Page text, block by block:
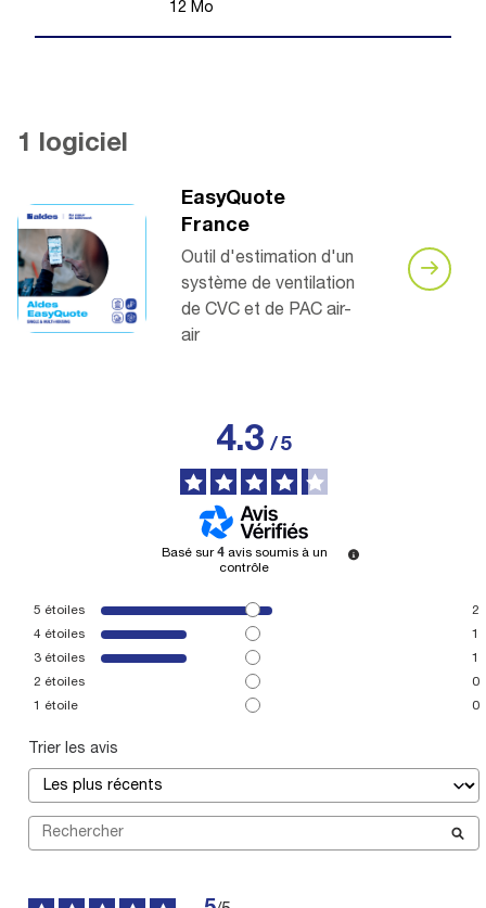
12 Mo
1 logiciel
EasyQuote
France
Outil d'estimation d'un
système de ventilation
de CVC et de PAC air-
air
4.3/5
Basé sur4 avis soumis à un
contrôle
5 étoiles
2
4 étoiles
1
3 étoiles
1
2 étoiles
0
1 étoile 0
Trier les avis